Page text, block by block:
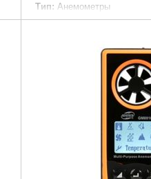
Тип: Анемометры
Тип датчика: Встроенный
0.1 м/с
Диапазон температуры: -
Диапазон скорости: 0.3 -
Точность, +-мм/м: ± 5%
165x85x39 мм
Габариты упаковки: